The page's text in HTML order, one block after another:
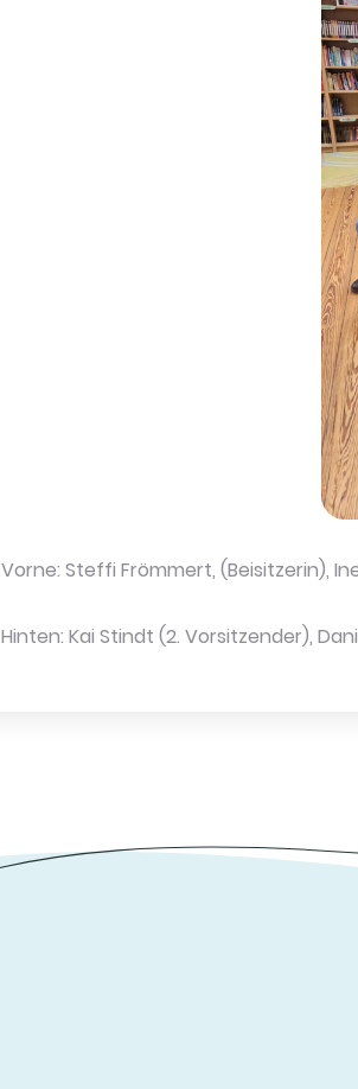
Vorne: Steffi Frömmert, (Beisitzerin),
Hinten: Kai Stindt (2. Vorsitzender),